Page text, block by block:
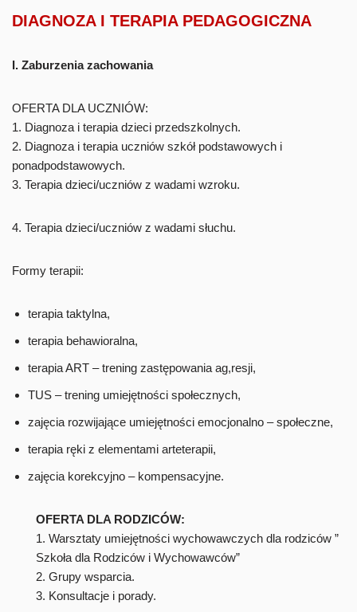
DIAGNOZA I TERAPIA PEDAGOGICZNA
I. Zaburzenia zachowania
OFERTA DLA UCZNIÓW:
1. Diagnoza i terapia dzieci przedszkolnych.
2. Diagnoza i terapia uczniów szkół podstawowych i
ponadpodstawowych.
3. Terapia dzieci/uczniów z wadami wzroku.
4. Terapia dzieci/uczniów z wadami słuchu.
Formy terapii:
terapia taktylna,
terapia behawioralna,
terapia ART – trening zastępowania ag,resji,
TUS – trening umiejętności społecznych,
zajęcia rozwijające umiejętności emocjonalno – społeczne,
terapia ręki z elementami arteterapii,
zajęcia korekcyjno – kompensacyjne.
OFERTA DLA RODZICÓW:
1. Warsztaty umiejętności wychowawczych dla rodziców ”
Szkoła dla Rodziców i Wychowawców”
2. Grupy wsparcia.
3. Konsultacje i porady.